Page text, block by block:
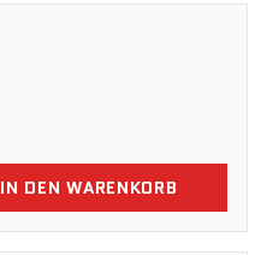
IN DEN WARENKORB